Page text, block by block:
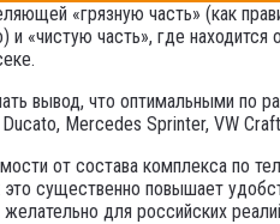
«грязную часть» (как
часть», где находится
вывод, что оптимальными по
Mercedes Sprinter, VW
от состава комплекса по
существенно повышает
для российских